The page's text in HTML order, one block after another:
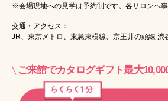
※会場現地への見学は予約制です。各サロンへ
交通・アクセス：
JR、東京メトロ、東急東横線、京王井の頭線 渋
ご来館でカタログギフト最大